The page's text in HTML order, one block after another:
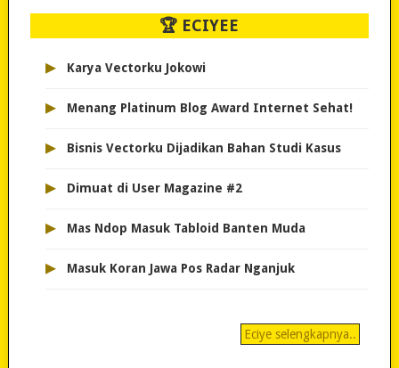
🏆 ECIYEE
▸ Karya Vectorku Jokowi
▸ Menang Platinum Blog Award Internet Sehat!
▸ Bisnis Vectorku Dijadikan Bahan Studi Kasus
▸ Dimuat di User Magazine #2
▸ Mas Ndop Masuk Tabloid Banten Muda
▸ Masuk Koran Jawa Pos Radar Nganjuk
Eciye selengkapnya..